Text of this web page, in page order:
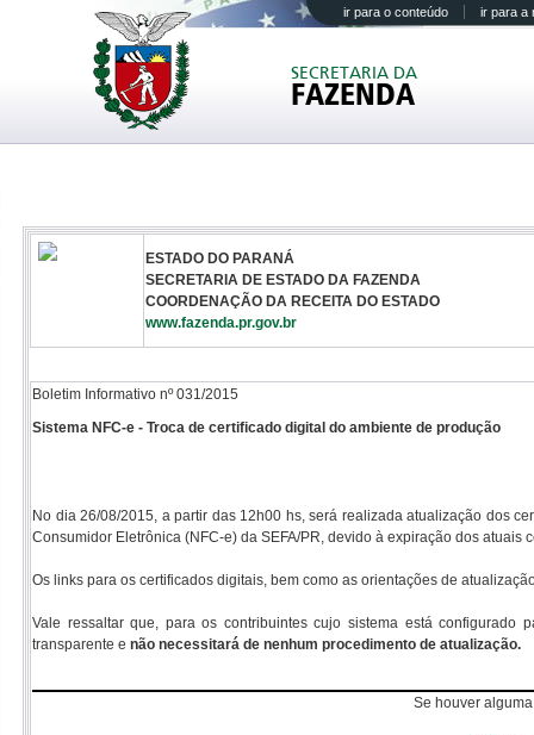
ir para o conteúdo ir para a
SECRETARIA DA
FAZENDA
ESTADO DO PARANÁ
SECRETARIA DE ESTADO DA FAZENDA
COORDENAÇÃO DA RECEITA DO ESTADO
www.fazenda.pr.gov.br
Boletim Informativo nº 031/2015
Sistema NFC-e - Troca de certificado digital do ambiente de produção
No dia 26/08/2015, a partir das 12h00 hs, será realizada atualização dos
Consumidor Eletrônica (NFC-e) da SEFA/PR, devido à expiração dos atuais
Os links para os certificados digitais, bem como as orientações de
Vale ressaltar que, para os contribuintes cujo sistema está configurado
transparente e não necessitará de nenhum procedimento de atualização.
Se houver